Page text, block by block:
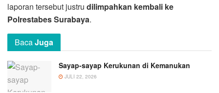
laporan tersebut justru dilimpahkan kembali ke
Polrestabes Surabaya.
BacaJuga
Sayap-sayap Kerukunan di Kemanukan
JULI 22, 2026